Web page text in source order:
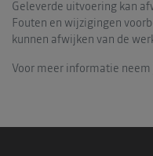
Geleverde uitvoering kan
Fouten en wijzigingen
kunnen afwijken van de
Voor meer informatie neem